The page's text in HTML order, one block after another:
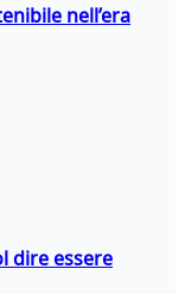
nell’era
dire essere